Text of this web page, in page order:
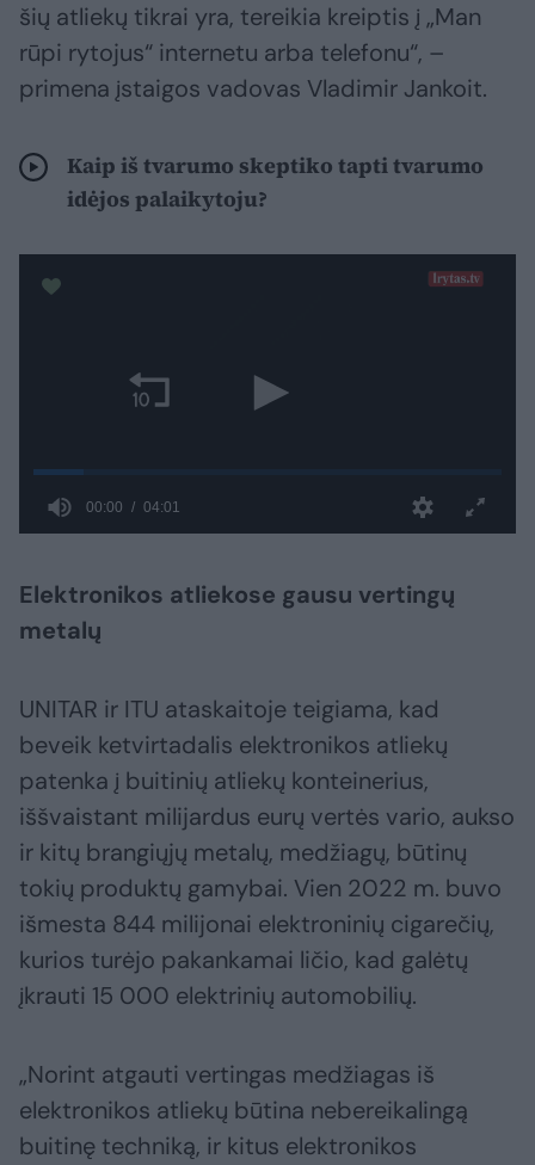
šių atliekų tikrai yra, tereikia kreiptis į „Man
rūpi rytojus“ internetu arba telefonu“, –
primena įstaigos vadovas Vladimir Jankoit.
Kaip iš tvarumo skeptiko tapti tvarumo
idėjos palaikytoju?
Elektronikos atliekose gausu vertingų
metalų
UNITAR ir ITU ataskaitoje teigiama, kad
beveik ketvirtadalis elektronikos atliekų
patenka į buitinių atliekų konteinerius,
iššvaistant milijardus eurų vertės vario, aukso
ir kitų brangiųjų metalų, medžiagų, būtinų
tokių produktų gamybai. Vien 2022 m. buvo
išmesta 844 milijonai elektroninių cigarečių,
kurios turėjo pakankamai ličio, kad galėtų
įkrauti 15 000 elektrinių automobilių.
„Norint atgauti vertingas medžiagas iš
elektronikos atliekų būtina nebereikalingą
buitinę techniką, ir kitus elektronikos